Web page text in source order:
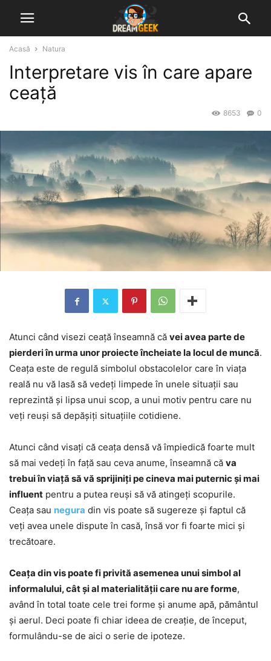
Acasă Natura
Interpretare vis în care apare
ceață
0
8653
Atunci când visezi ceață înseamnă că vei avea parte de
pierderi în urma unor proiecte încheiate la locul de muncă.
Ceața este de regulă simbolul obstacolelor care în viața
reală nu vă lasă să vedeți limpede în unele situații sau
reprezintă și lipsa unui scop, a unui motiv pentru care nu
veți reuși să depășiți situațiile cotidiene.
Atunci când visați că ceața densă vă împiedică foarte mult
să mai vedeți în față sau ceva anume, înseamnă că va
trebui în viață să vă sprijiniți pe cineva mai puternic și mai
influent pentru a putea reuși să vă atingeți scopurile.
Ceața sau negura din vis poate să sugereze și faptul că
veți avea unele dispute în casă, însă vor fi foarte mici și
trecătoare.
Ceața din vis poate fi privită asemenea unui simbol al
informalului, cât și al materialității care nu are forme,
având în total toate cele trei forme și anume apă, pământul
și aerul. Deci poate fi chiar ideea de creație, de început,
formulându-se de aici o serie de ipoteze.